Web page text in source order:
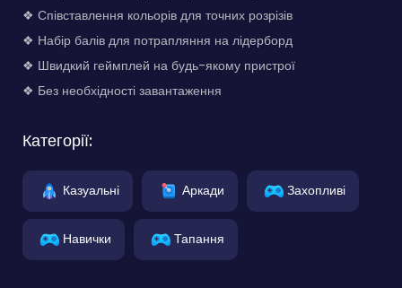
❖ Співставлення кольорів для точних розрізів
❖ Набір балів для потрапляння на лідерборд
❖ Швидкий геймплей на будь-якому пристрої
❖ Без необхідності завантаження
Категорії:
Казуальні Аркади Захопливі
Навички Тапання